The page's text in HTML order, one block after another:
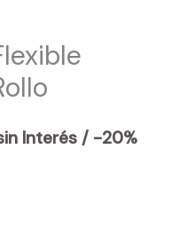
Interés / -20%